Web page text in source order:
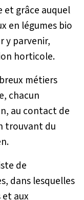
et grâce auquel
en légumes bio
y parvenir,
horticole.
métiers
chacun
au contact de
trouvant du
de
dans lesquelles
aux